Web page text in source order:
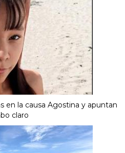
en la causa Agostina y apuntan
claro